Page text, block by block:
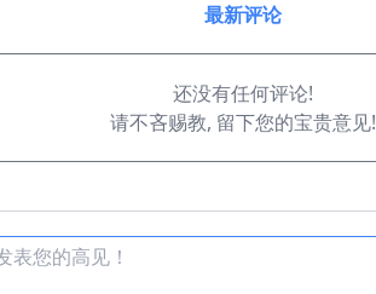
最新评论
还没有任何评论!
请不吝赐教, 留下您的宝贵意见!